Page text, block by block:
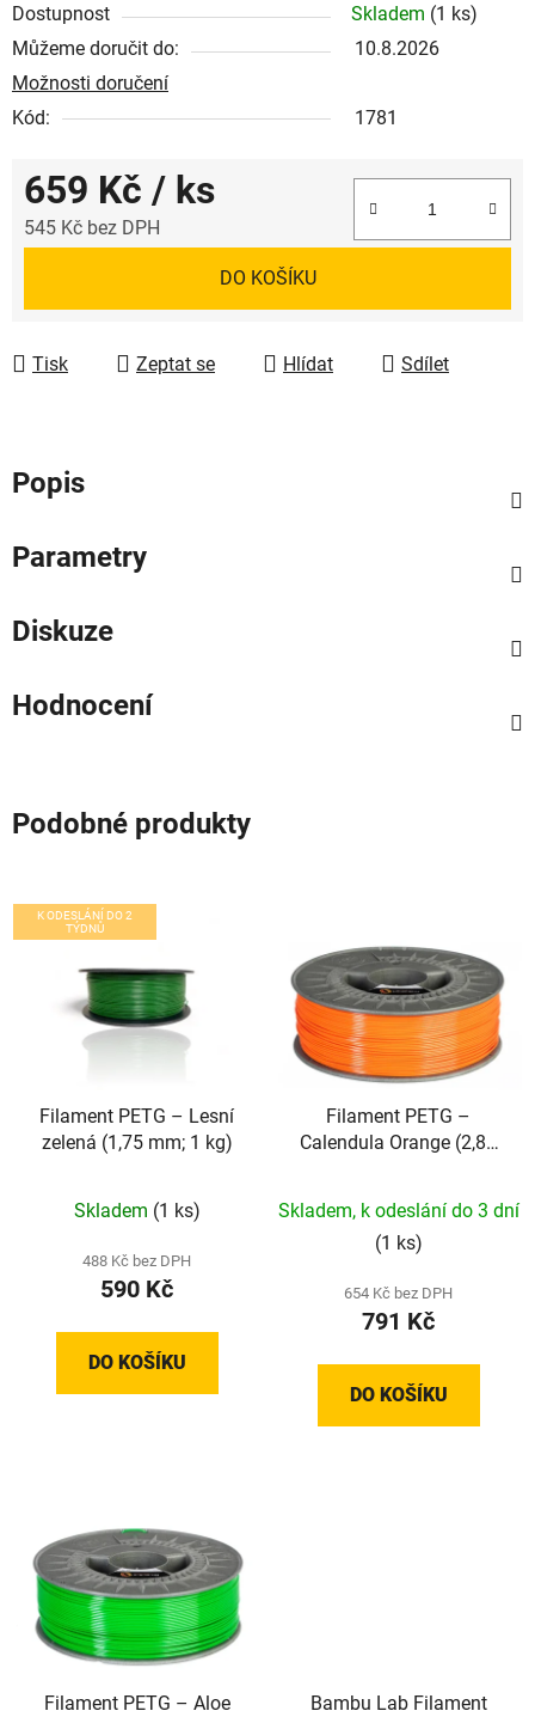
Dostupnost Skladem (1 ks)
Můžeme doručit do:
10.8.2026
Možnosti doručení
Kód:
1781
659 Kč / ks
545 Kč bez DPH
DO KOŠÍKU
Tisk Zeptat se Hlídat Sdílet
Popis
Parametry
Diskuze
Hodnocení
Podobné produkty
K ODESLÁNÍ DO 2
TÝDNŮ
Filament PETG – Lesní
zelená (1,75 mm; 1 kg)
Skladem (1 ks)
488 Kč bez DPH
590 Kč
DO KOŠÍKU
Filament PETG –
Calendula Orange (2,85
Skladem, k odeslání do 3 dní
(1 ks)
654 Kč bez DPH
791 Kč
DO KOŠÍKU
Filament PETG – Aloe Bambu Lab Filament